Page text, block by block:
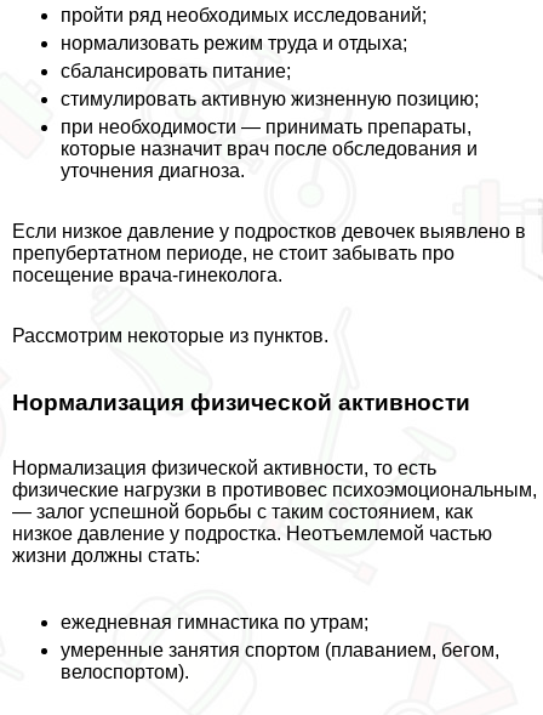
пройти ряд необходимых исследований;
нормализовать режим труда и отдыха;
сбалансировать питание;
стимулировать активную жизненную позицию;
при необходимости — принимать препараты,
которые назначит врач после обследования и
уточнения диагноза.
Если низкое давление у подростков девочек выявлено в
препубертатном периоде, не стоит забывать про
посещение врача-гинеколога.
Рассмотрим некоторые из пунктов.
Нормализация физической активности
Нормализация физической активности, то есть
физические нагрузки в противовес психоэмоциональным,
— залог успешной борьбы с таким состоянием, как
низкое давление у подростка. Неотъемлемой частью
жизни должны стать:
ежедневная гимнастика по утрам;
умеренные занятия спортом (плаванием, бегом,
велоспортом).